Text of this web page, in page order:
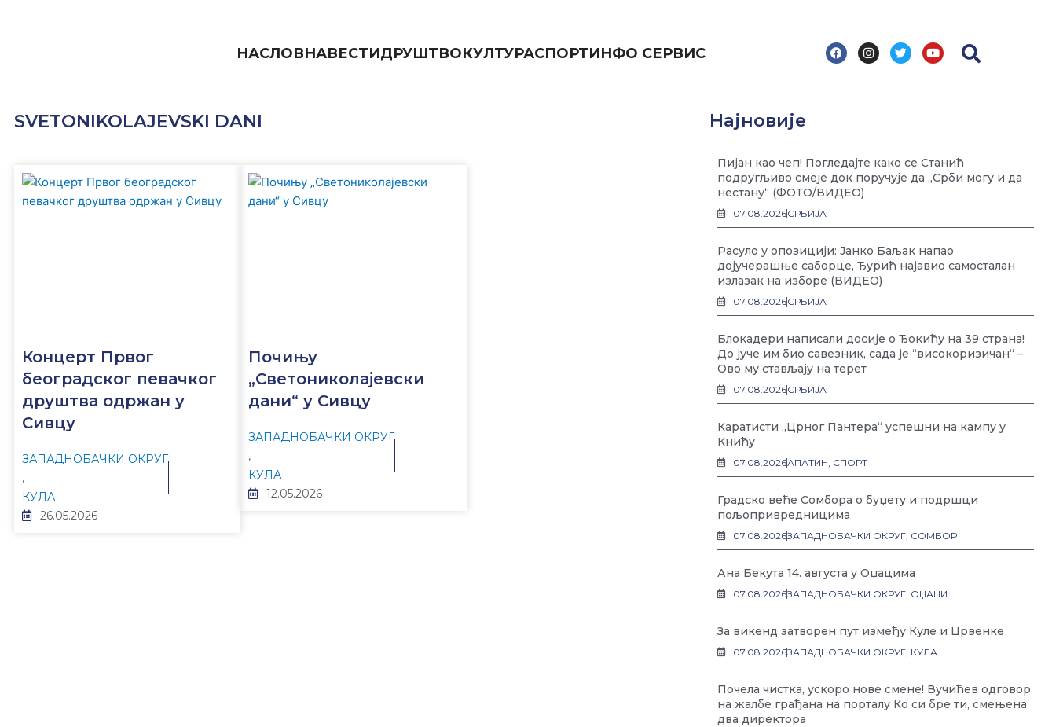
НАСЛОВНАВЕСТИДРУШТВОКУЛТУРАСПОРТИНФО СЕРВИС F
a
o
I
n
g
T
w
e
Y
o
b
SVETONIKOLAJEVSKI DANI
Концерт Првог
београдског певачког
друштва одржан у
Сивцу
ЗАПАДНОБАЧКИ ОКРУГ
,
КУЛА
26.05.2026
Почињу
„Светониколајевски
дани“ у Сивцу
ЗАПАДНОБАЧКИ ОКРУГ
,
КУЛА
12.05.2026
Најновије
Пијан као чеп! Погледајте како се Станић
подругљиво смеје док поручује да „Срби могу и да
нестану“ (ФОТО/ВИДЕО)
07.08.2026СРБИЈА
Расуло у опозицији: Јанко Баљак напао
дојучерашње саборце, Ђурић најавио самосталан
излазак на изборе (ВИДЕО)
07.08.2026СРБИЈА
Блокадери написали досије о Ђокићу на 39 страна!
До јуче им био савезник, сада је “високоризичан“ –
Ово му стављају на терет
07.08.2026СРБИЈА
Каратисти „Црног Пантера“ успешни на кампу у
Книћу
07.08.2026АПАТИН, СПОРТ
Градско веће Сомбора о буџету и подршци
пољопривредницима
07.08.2026ЗАПАДНОБАЧКИ ОКРУГ, СОМБОР
Ана Бекута 14. августа у Оџацима
07.08.2026ЗАПАДНОБАЧКИ ОКРУГ, ОЏАЦИ
За викенд затворен пут између Куле и Црвенке
07.08.2026ЗАПАДНОБАЧКИ ОКРУГ, КУЛА
Почела чистка, ускоро нове смене! Вучићев одговор
на жалбе грађана на порталу Ко си бре ти, смењена
два директора